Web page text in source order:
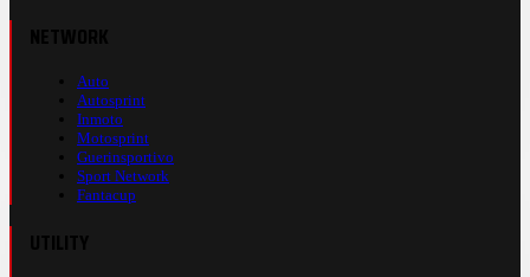
Auto
Autosprint
Inmoto
Motosprint
Guerinsportivo
Sport Network
Fantacup